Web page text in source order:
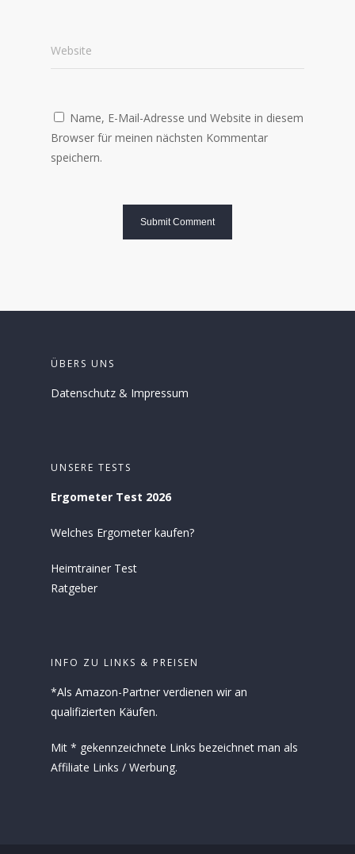
Website
Name, E-Mail-Adresse und Website in diesem
Browser für meinen nächsten Kommentar
speichern.
ÜBERS UNS
Datenschutz & Impressum
UNSERE TESTS
Ergometer Test 2026
Welches Ergometer kaufen?
Heimtrainer Test
Ratgeber
INFO ZU LINKS & PREISEN
*Als Amazon-Partner verdienen wir an
qualifizierten Käufen.
Mit * gekennzeichnete Links bezeichnet man als
Affiliate Links / Werbung.